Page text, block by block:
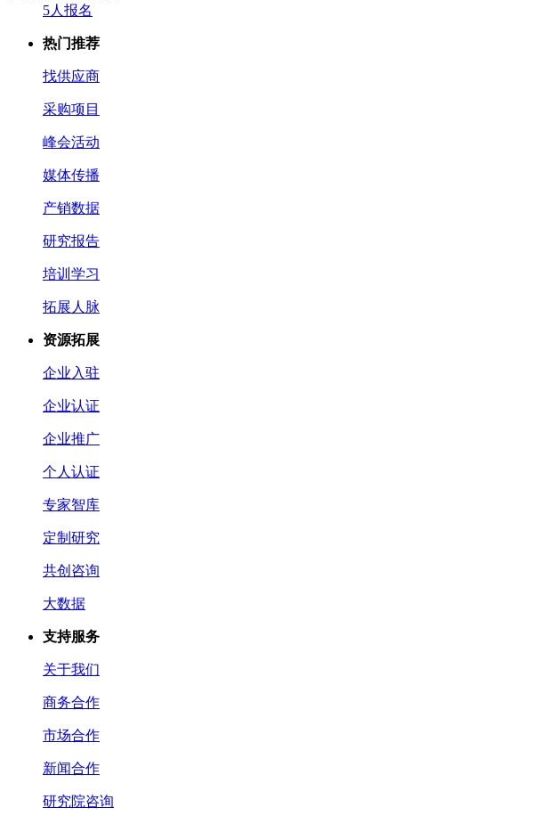
5人报名
热门推荐
找供应商
采购项目
峰会活动
媒体传播
产销数据
研究报告
培训学习
拓展人脉
资源拓展
企业入驻
企业认证
企业推广
个人认证
专家智库
定制研究
共创咨询
大数据
支持服务
关于我们
商务合作
市场合作
新闻合作
研究院咨询